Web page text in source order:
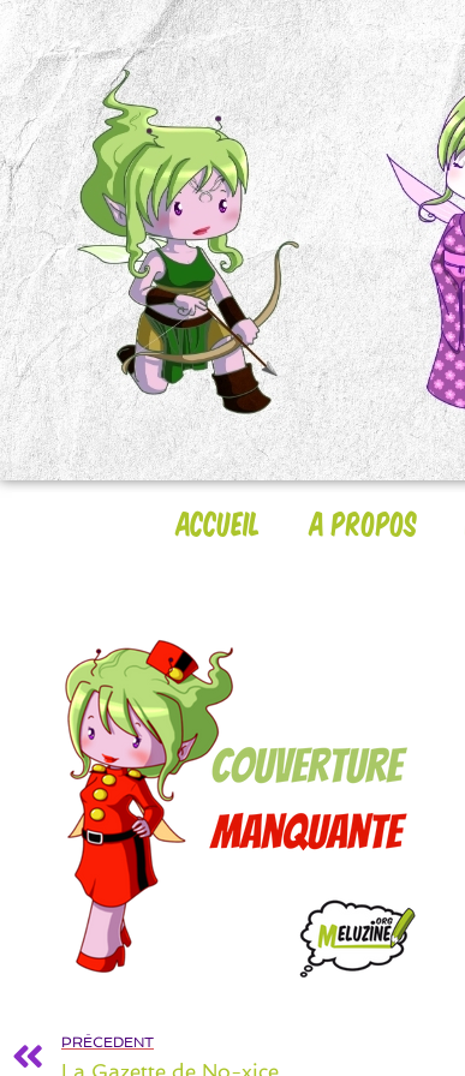
Accueil A Propos
PRÉCEDENT
La Gazette de No-xice